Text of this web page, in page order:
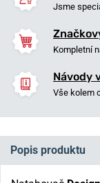
Jsme
Kompletní
Návody
Vše kolem
Popis produktu